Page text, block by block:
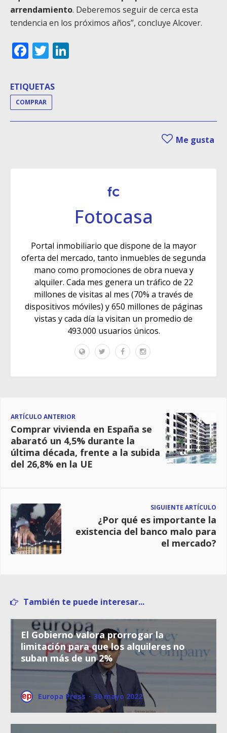
arrendamiento. Deberemos seguir de cerca esta
tendencia en los próximos años”, concluye Alcover.
Facebook
Twitter
ETIQUETAS
COMPRAR
Me gusta
Fotocasa
Portal inmobiliario que dispone de la mayor
oferta del mercado, tanto inmuebles de segunda
mano como promociones de obra nueva y
alquiler. Cada mes genera un tráfico de 22
millones de visitas al mes (70% a través de
dispositivos móviles) y 650 millones de páginas
vistas y cada día la visitan un promedio de
493.000 usuarios únicos.
ARTÍCULO ANTERIOR
Comprar vivienda en España se
abarató un 4,5% durante la
última década, frente a la subida
del 26,8% en la UE
SIGUIENTE ARTÍCULO
¿Por qué es importante la
existencia del banco malo para
el mercado?
También te puede interesar...
El Gobierno valora prorrogar la
limitación para que los alquileres no
suban más de un 2%
Europa Press · 30 mayo 2022